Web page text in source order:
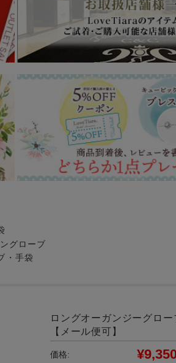
グローブ
・手袋
ロングオーガンジーグロー
【メール便可】
価格: